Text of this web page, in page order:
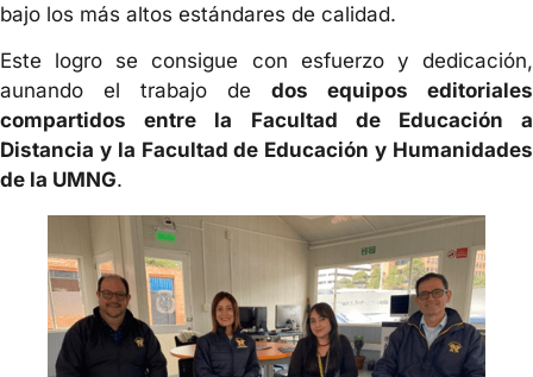
bajo los más altos estándares de calidad.
Este logro se consigue con esfuerzo y dedicación,
aunando el trabajo de dos equipos editoriales
compartidos entre la Facultad de Educación a
Distancia y la Facultad de Educación y Humanidades
de la UMNG.